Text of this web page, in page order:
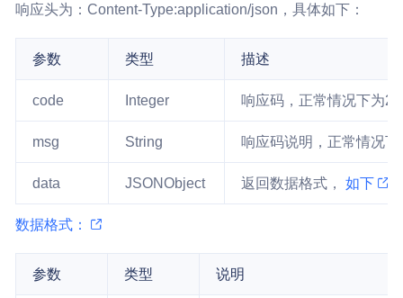
响应头为：Content-Type:application/json，具体如下：
参数 类型 描述
code Integer 响应码，正常情况下为
msg String 响应码说明，正常情况
data JSONObject 返回数据格式，如下
数据格式：
参数 类型 说明